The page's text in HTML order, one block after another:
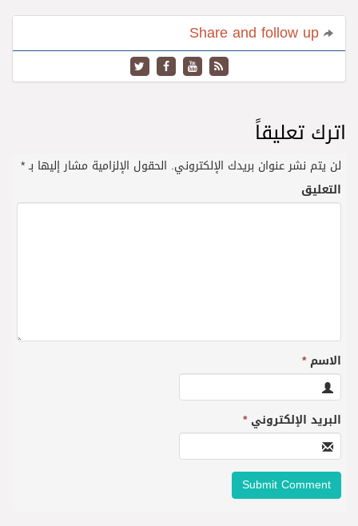
اترك تعليقاً
لن يتم نشر عنوان بريدك الإلكتروني. الحقول الإلزامية مشار إليها بـ*
التعليق
الاسم*
البريد الإلكتروني*